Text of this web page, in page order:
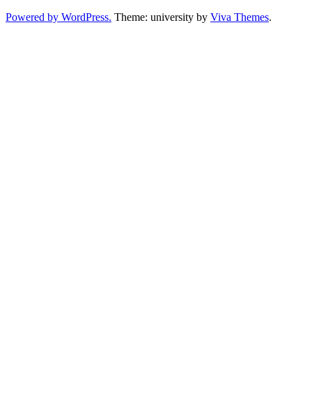
Powered by WordPress. Theme: university by Viva Themes.